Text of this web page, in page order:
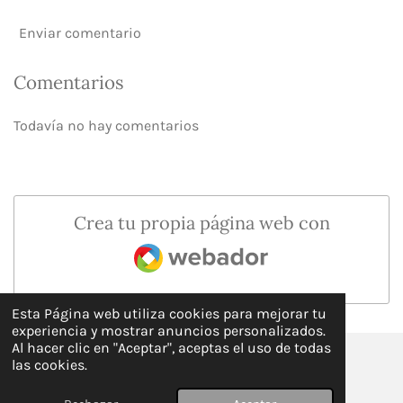
Esta Página web utiliza cookies para mejorar tu
experiencia y mostrar anuncios personalizados.
Al hacer clic en "Aceptar", aceptas el uso de todas
las cookies.
Enviar comentario
Comentarios
Todavía no hay comentarios
Crea tu propia página web con
Webador
© 2025 - 2026 La Guía Keto en Español